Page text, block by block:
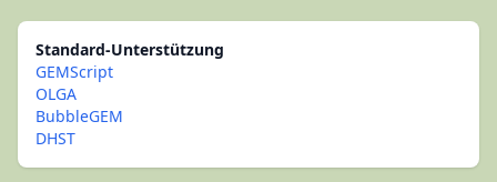
Standard-Unterstützung
GEMScript
OLGA
BubbleGEM
DHST